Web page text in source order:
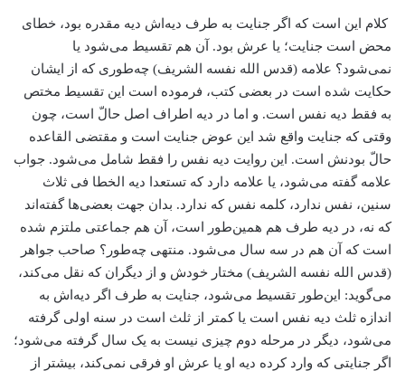
کلام این است که اگر جنایت به طرف دیه‌اش دیه مقدره بود، خطای
محض است جنایت؛ یا عرش بود. آن هم تقسیط می‌شود یا
نمی‌شود؟ علامه (قدس الله نفسه الشریف) چه‌طوری که از ایشان
حکایت شده است در بعضی کتب، فرموده است این تقسیط مختص
به فقط دیه نفس است. و اما در دیه اطراف اصل حالّ است، چون
وقتی که جنایت واقع شد این عوض جنایت است و مقتضی القاعده
حالّ بودنش است. این روایت دیه نفس را فقط شامل می‌شود. جواب
علامه گفته می‌شود، یا علامه دارد که تستعدا دیه الخطا فی ثلاث
سنین، نفس ندارد، کلمه نفس که ندارد. بدان جهت بعضی‌ها گفته‌اند
که نه، در دیه طرف هم همین‌طور است، آن هم جماعتی ملتزم شده
است که آن هم در سه سال می‌شود. منتهی چه‌طور؟ صاحب جواهر
(قدس الله نفسه الشریف) مختار خودش و از دیگران که نقل می‌کند،
می‌گوید: این‌طور تقسیط می‌شود، جنایت به طرف اگر دیه‌اش به
اندازه ثلث دیه نفس است یا کمتر از ثلث است در سنه اولی گرفته
می‌شود، دیگر در مرحله دوم چیزی نیست به یک سال گرفته می‌شود؛
اگر جنایتی که وارد کرده دیه او یا عرش او فرقی نمی‌کند، بیشتر از